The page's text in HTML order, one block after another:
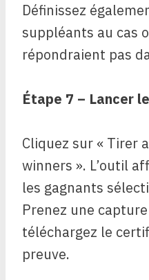
Définissez
suppléants au cas
répondraient pas
Étape 7 – Lancer
Cliquez sur « Tirer
winners ». L’outil
les gagnants
Prenez une capture
téléchargez le
preuve.